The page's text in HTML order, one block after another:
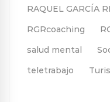
RAQUEL GARCÍA
RGRcoaching
salud mental
teletrabajo